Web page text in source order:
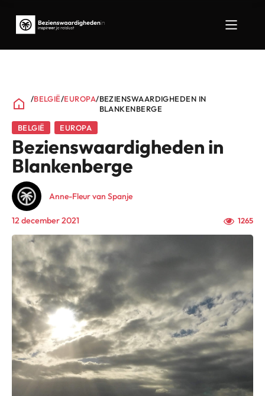
/BELGIË/EUROPA/BEZIENSWAARDIGHEDEN IN
BLANKENBERGE
BELGIË
EUROPA
Bezienswaardigheden in
Blankenberge
Anne-Fleur van Spanje
12 december 2021 1265